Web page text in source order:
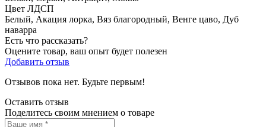
Цвет ЛДСП
Белый, Акация лорка, Вяз благородный, Венге цаво, Дуб
наварра
Есть что рассказать?
Оцените товар, ваш опыт будет полезен
Добавить отзыв
Отзывов пока нет. Будьте первым!
Оставить отзыв
Поделитесь своим мнением о товаре